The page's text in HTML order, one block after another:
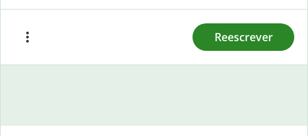
Reescrever